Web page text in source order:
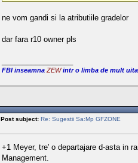
ne vom gandi si la atributiile gradelor
dar fara r10 owner pls
FBI inseamna ZEWintr o limba de mult
Post subject: Re: Sugestii Sa:Mp GFZONE
+1 Meyer, tre' o departajare d-asta in
Management.